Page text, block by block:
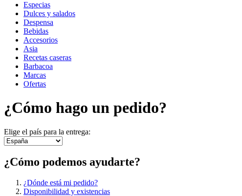
Especias
Dulces y salados
Despensa
Bebidas
Accesorios
Asia
Recetas caseras
Barbacoa
Marcas
Ofertas
¿Cómo hago un pedido?
Elige el país para la entrega:
¿Cómo podemos ayudarte?
¿Dónde está mi pedido?
Disponibilidad y existencias